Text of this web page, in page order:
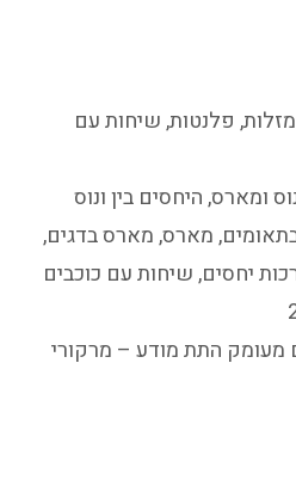
מזלות, פלנטות,שיחות עם
ומארס,היחסים בין ונוס
,מארס,מארס בדגים,
יחסים,שיחות עם כוכבים
מעומק התת מודע – מרקורי